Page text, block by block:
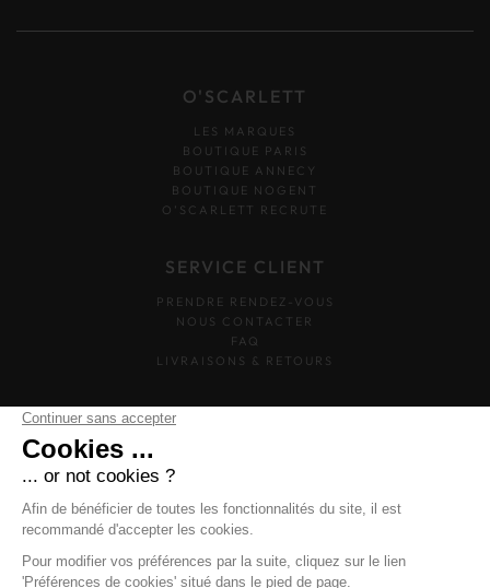
O'SCARLETT
LES MARQUES
BOUTIQUE PARIS
BOUTIQUE ANNECY
BOUTIQUE NOGENT
O’SCARLETT RECRUTE
SERVICE CLIENT
PRENDRE RENDEZ-VOUS
NOUS CONTACTER
FAQ
LIVRAISONS & RETOURS